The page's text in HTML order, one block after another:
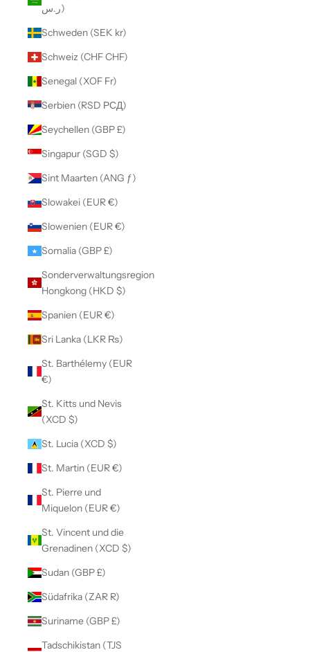
ر.س)
Schweden (SEK kr)
Schweiz (CHF CHF)
Senegal (XOF Fr)
Serbien (RSD РСД)
Seychellen (GBP £)
Singapur (SGD $)
Sint Maarten (ANG ƒ)
Slowakei (EUR €)
Slowenien (EUR €)
Somalia (GBP £)
Sonderverwaltungsregion
Hongkong (HKD $)
Spanien (EUR €)
Sri Lanka (LKR ₨)
St. Barthélemy (EUR
€)
St. Kitts und Nevis
(XCD $)
St. Lucia (XCD $)
St. Martin (EUR €)
St. Pierre und
Miquelon (EUR €)
St. Vincent und die
Grenadinen (XCD $)
Sudan (GBP £)
Südafrika (ZAR R)
Suriname (GBP £)
Tadschikistan (TJS